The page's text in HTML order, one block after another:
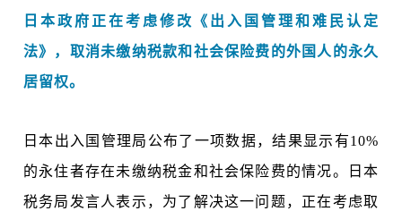
日本政府正在考虑修改《出入国管理和难民认定
法》，取消未缴纳税款和社会保险费的外国人的永久
居留权。
日本出入国管理局公布了一项数据，结果显示有10%
的永住者存在未缴纳税金和社会保险费的情况。日本
税务局发言人表示，为了解决这一问题，正在考虑取